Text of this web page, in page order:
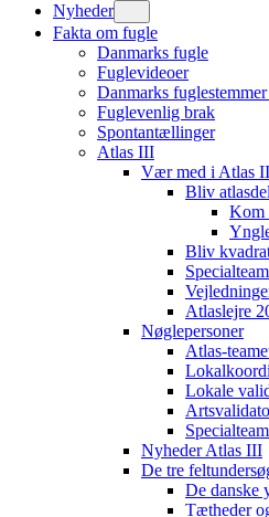
Nyheder
Fakta om fugle
Danmarks fugle
Fuglevideoer
Danmarks
Fuglevenlig brak
Spontantællinger
Atlas III
Vær med i Atlas
Bliv
Kom
Bliv
Atlaslejre
Nøglepersoner
Atlas-
Lokale
Nyheder Atlas III
De tre
De danske
Tætheder